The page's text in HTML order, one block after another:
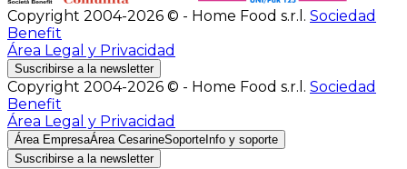
Copyright 2004-2026 © - Home Food s.r.l. Sociedad
Benefit
Área Legal y Privacidad
Suscribirse a la newsletter
Copyright 2004-2026 © - Home Food s.r.l. Sociedad
Benefit
Área Legal y Privacidad
Área EmpresaÁrea CesarineSoporte Info y soporte
Suscribirse a la newsletter